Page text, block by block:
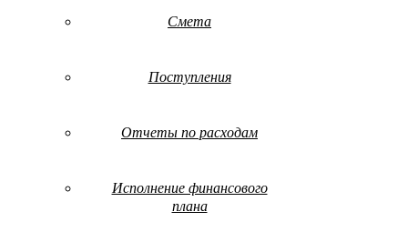
Смета
Поступления
Отчеты по расходам
Исполнение финансового
плана